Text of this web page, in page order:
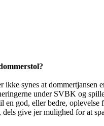
ikke synes at
under SVBK og
god, eller bedre,
give jer mulighed for at